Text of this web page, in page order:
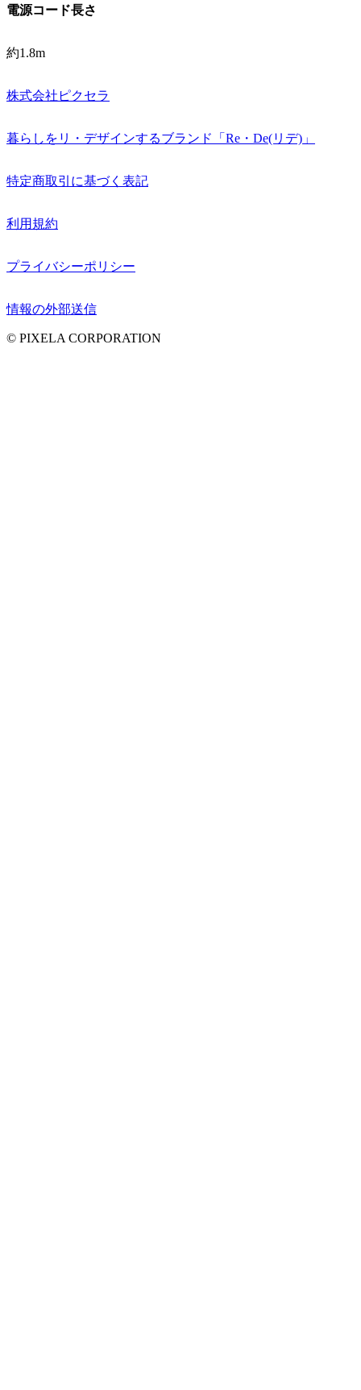
電源コード長さ
約1.8m
株式会社ピクセラ
暮らしをリ・デザインするブランド「Re・De(リデ)」
特定商取引に基づく表記
利用規約
プライバシーポリシー
情報の外部送信
© PIXELA CORPORATION